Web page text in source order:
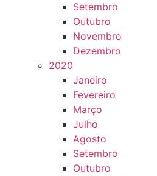
Setembro
Outubro
Novembro
Dezembro
2020
Janeiro
Fevereiro
Março
Julho
Agosto
Setembro
Outubro